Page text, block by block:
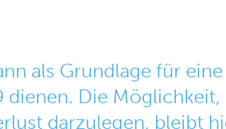
als Grundlage für
dienen. Die
darzulegen, bleibt